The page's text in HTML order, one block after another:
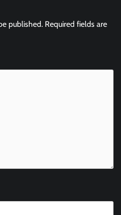
published. Required fields are